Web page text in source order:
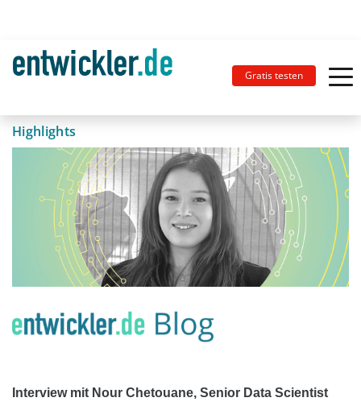
Gratis testen
Highlights
Interview mit Nour Chetouane, Senior Data Scientist